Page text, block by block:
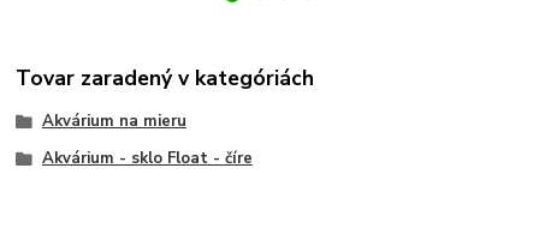
Tovar zaradený v kategóriách
Akvárium na mieru
Akvárium - sklo Float - číre